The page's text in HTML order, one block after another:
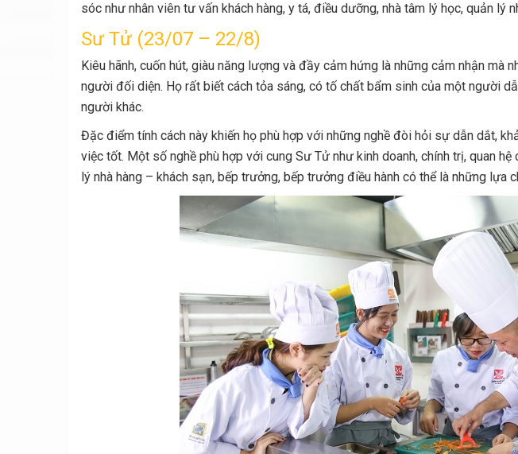
sóc như nhân viên tư vấn khách hàng, y tá, điều dưỡng, nhà tâm lý học, quản lý
Sư Tử (23/07 – 22/8)
Kiêu hãnh, cuốn hút, giàu năng lượng và đầy cảm hứng là những cảm nhận mà
người đối diện. Họ rất biết cách tỏa sáng, có tố chất bẩm sinh của một người
người khác.
Đặc điểm tính cách này khiến họ phù hợp với những nghề đòi hỏi sự dẫn dắt,
việc tốt. Một số nghề phù hợp với cung Sư Tử như kinh doanh, chính trị, quan
lý nhà hàng – khách sạn, bếp trưởng, bếp trưởng điều hành có thể là những lựa